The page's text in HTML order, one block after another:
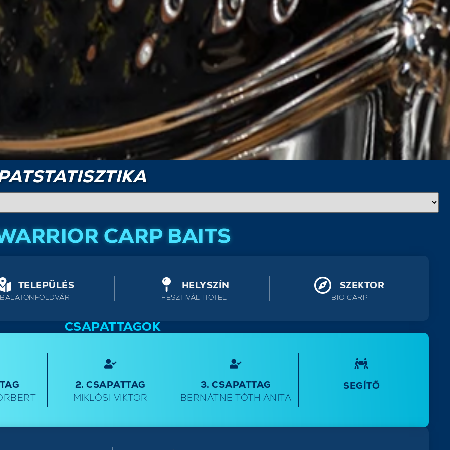
CARP BAITS
TELEPÜLÉS
BALATONFÖLDVÁR
HELYSZÍN
FESZTIVÁL HOTEL
SZEKTOR
BIO CARP
CSAPATTAGOK
2. CSAPATTAG
MIKLÓSI VIKTOR
3. CSAPATTAG
BERNÁTNÉ TÓTH ANITA
SEGÍTŐ